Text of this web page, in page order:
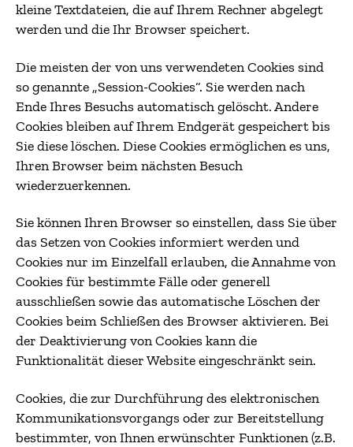
kleine Textdateien, die auf Ihrem Rechner abgelegt
werden und die Ihr Browser speichert.
Die meisten der von uns verwendeten Cookies sind
so genannte „Session-Cookies“. Sie werden nach
Ende Ihres Besuchs automatisch gelöscht. Andere
Cookies bleiben auf Ihrem Endgerät gespeichert bis
Sie diese löschen. Diese Cookies ermöglichen es uns,
Ihren Browser beim nächsten Besuch
wiederzuerkennen.
Sie können Ihren Browser so einstellen, dass Sie über
das Setzen von Cookies informiert werden und
Cookies nur im Einzelfall erlauben, die Annahme von
Cookies für bestimmte Fälle oder generell
ausschließen sowie das automatische Löschen der
Cookies beim Schließen des Browser aktivieren. Bei
der Deaktivierung von Cookies kann die
Funktionalität dieser Website eingeschränkt sein.
Cookies, die zur Durchführung des elektronischen
Kommunikationsvorgangs oder zur Bereitstellung
bestimmter, von Ihnen erwünschter Funktionen (z.B.